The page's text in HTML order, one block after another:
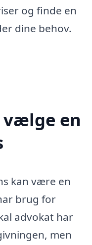
og finde en
dine behov.
vælge en
kan være en
brug for
advokat har
men